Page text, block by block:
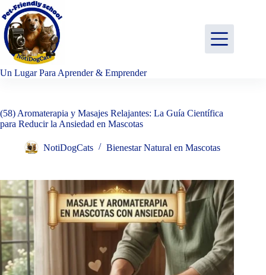
Saltar
al
contenido
Un Lugar Para Aprender & Emprender
(58) Aromaterapia y Masajes Relajantes: La Guía Científica
para Reducir la Ansiedad en Mascotas
NotiDogCats Bienestar Natural en Mascotas